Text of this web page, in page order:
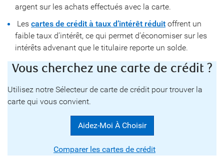
argent sur les achats effectués avec la carte.
Les cartes de crédit à taux d’intérêt réduit offrent un
faible taux d’intérêt, ce qui permet d’économiser sur les
intérêts advenant que le titulaire reporte un solde.
Vous cherchez une carte de crédit ?
Utilisez notre Sélecteur de carte de crédit pour trouver la
carte qui vous convient.
Aidez-Moi À Choisir
Comparer les cartes de crédit